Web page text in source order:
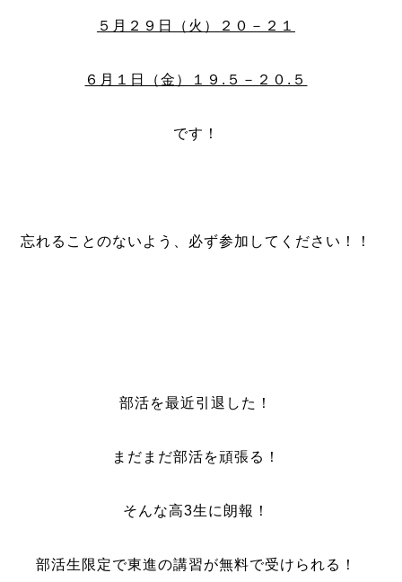
５月２９日（火）２０－２１
６月１日（金）１９.５－２０.５
です！
忘れることのないよう、必ず参加してください！！
部活を最近引退した！
まだまだ部活を頑張る！
そんな高3生に朗報！
部活生限定で東進の講習が無料で受けられる！